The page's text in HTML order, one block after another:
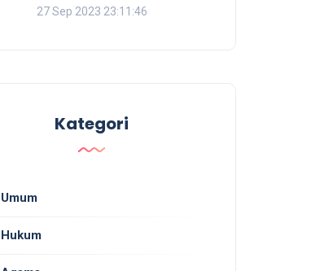
27 Sep 2023 23:11:46
Kategori
Umum
Hukum